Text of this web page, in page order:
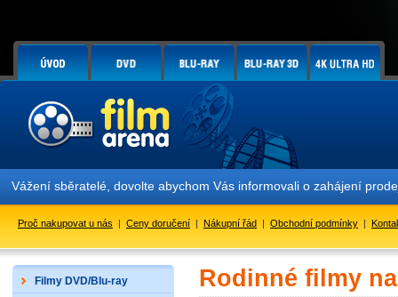
Vážení sběratelé, dovolte abychom Vás informovali o zahájení
Proč nakupovat u nás | Ceny doručení | Nákupní řád | Obchodní podmínky |
Filmy DVD/Blu-ray
Rodinné filmy